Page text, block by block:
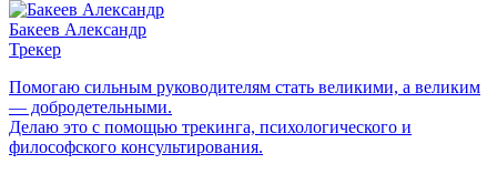
Бакеев Александр
Трекер
Помогаю сильным руководителям стать великими, а великим
— добродетельными.
Делаю это с помощью трекинга, психологического и
философского консультирования.